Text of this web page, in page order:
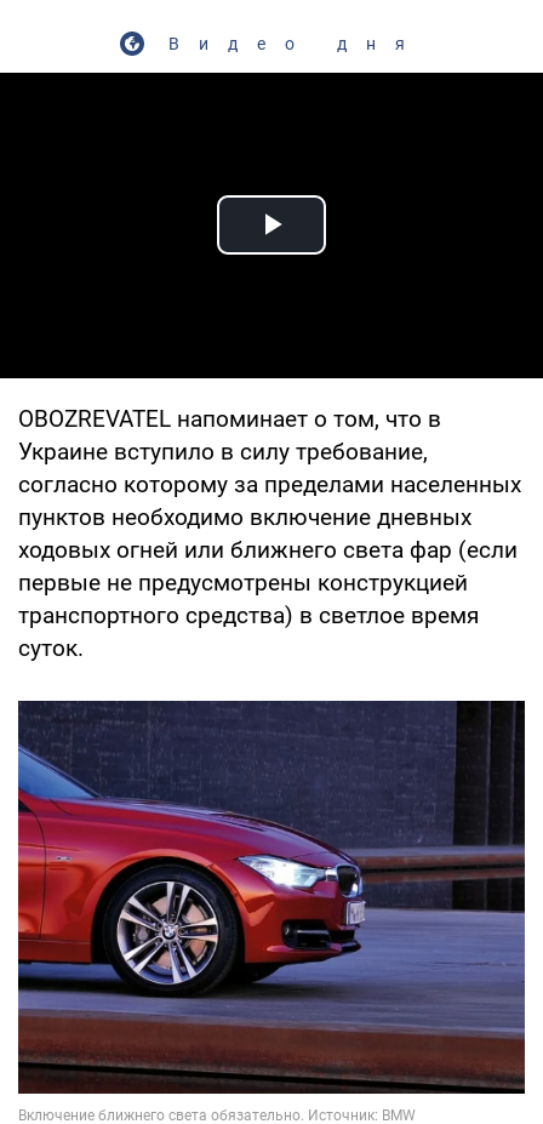
Видео дня
Play Video
OBOZREVATEL напоминает о том, что в
Украине вступило в силу требование,
согласно которому за пределами населенных
пунктов необходимо включение дневных
ходовых огней или ближнего света фар (если
первые не предусмотрены конструкцией
транспортного средства) в светлое время
суток.